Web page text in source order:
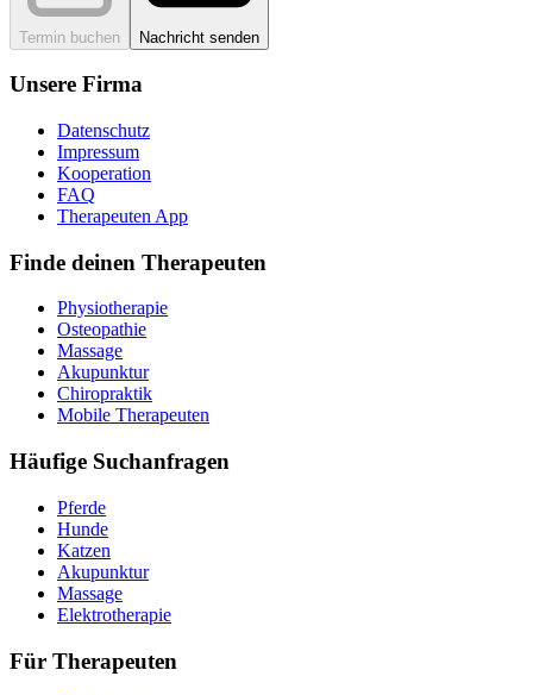
Termin buchen Nachricht senden
Unsere Firma
Datenschutz
Impressum
Kooperation
FAQ
Therapeuten App
Finde deinen Therapeuten
Physiotherapie
Osteopathie
Massage
Akupunktur
Chiropraktik
Mobile Therapeuten
Häufige Suchanfragen
Pferde
Hunde
Katzen
Akupunktur
Massage
Elektrotherapie
Für Therapeuten